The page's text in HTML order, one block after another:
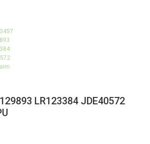
LR123384 JDE40572